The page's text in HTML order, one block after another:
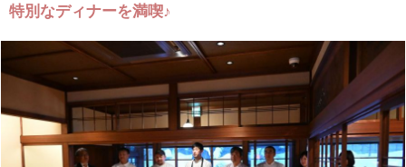
特別なディナーを満喫♪